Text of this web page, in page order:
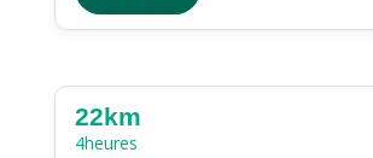
22km
4heures